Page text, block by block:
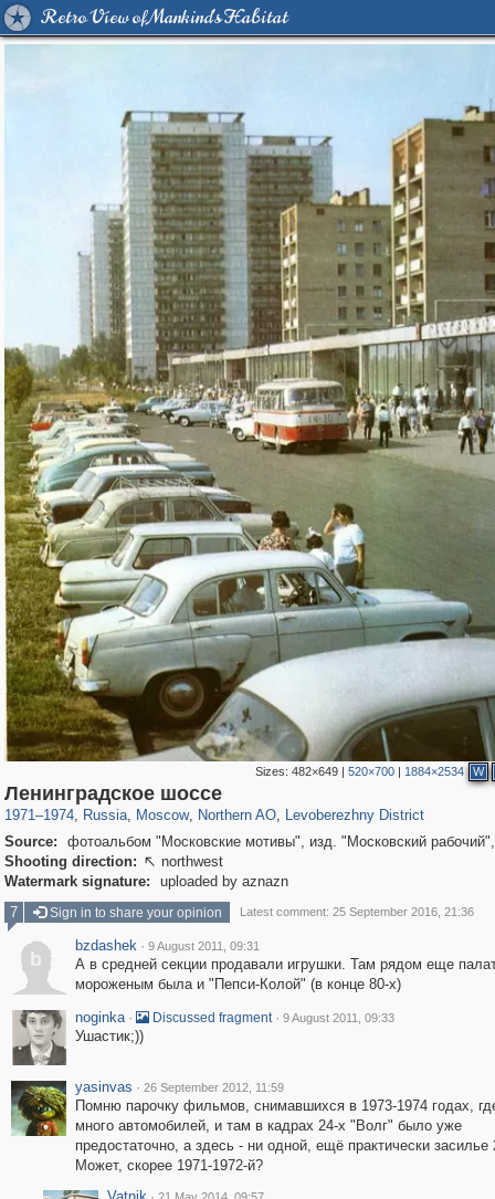
Retro View of Mankind's Habitat
Sizes: 482×649| 520×700| 1884×2534 W
Ленинградское шоссе
1971–1974, Russia
1,406,736 29,243
, Moscow
319,864 8,286
, Northern AO
22,539
, Levoberezhny District
Source:
фотоальбом "Московские мотивы", изд. "Московский
Shooting direction:  northwest
Watermark signature:
uploaded by aznazn
7
Sign in to share your opinion Latest comment: 25 September 2016, 21:36
b
bzdashek · 9 August 2011, 09:31
А в средней секции продавали игрушки. Там рядом еще
мороженым была и "Пепси-Колой" (в конце 80-х)
noginka · Discussed fragment · 9 August 2011, 09:33
Ушастик;))
yasinvas · 26 September 2012, 11:59
Помню парочку фильмов, снимавшихся в 1973-1974 годах,
много автомобилей, и там в кадрах 24-х "Волг" было уже
предостаточно, а здесь - ни одной, ещё практически засилье
Может, скорее 1971-1972-й?